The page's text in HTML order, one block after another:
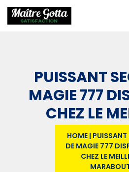
PUISSANT
MAGIE 777
CHEZ LE
HOME| PUISSANT
DE MAGIE 777
CHEZ LE